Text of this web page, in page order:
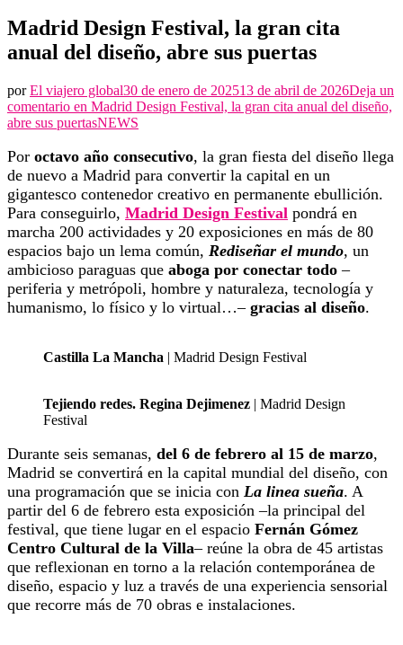
Madrid Design Festival, la gran cita
anual del diseño, abre sus puertas
porEl viajero global30 de enero de 202513 de abril de 2026Deja un
comentario en Madrid Design Festival, la gran cita anual del diseño,
abre sus puertasNEWS
Por octavo año consecutivo, la gran fiesta del diseño llega
de nuevo a Madrid para convertir la capital en un
gigantesco contenedor creativo en permanente ebullición.
Para conseguirlo, Madrid Design Festival pondrá en
marcha 200 actividades y 20 exposiciones en más de 80
espacios bajo un lema común, Rediseñar el mundo, un
ambicioso paraguas que aboga por conectar todo –
periferia y metrópoli, hombre y naturaleza, tecnología y
humanismo, lo físico y lo virtual…– gracias al diseño.
Castilla La Mancha | Madrid Design Festival
Tejiendo redes. Regina Dejimenez | Madrid Design
Festival
Durante seis semanas, del 6 de febrero al 15 de marzo,
Madrid se convertirá en la capital mundial del diseño, con
una programación que se inicia con La linea sueña. A
partir del 6 de febrero esta exposición –la principal del
festival, que tiene lugar en el espacio Fernán Gómez
Centro Cultural de la Villa– reúne la obra de 45 artistas
que reflexionan en torno a la relación contemporánea de
diseño, espacio y luz a través de una experiencia sensorial
que recorre más de 70 obras e instalaciones.